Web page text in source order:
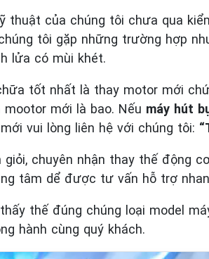
thuật của chúng tôi chưa qua
tôi gặp những trường hợp
lửa có mùi khét.
tốt nhất là thay motor mới
mootor mới là bao. Nếu máy hút
mới vui lòng liên hệ với chúng tôi:
chuyên nhận thay thế động
tâm dể được tư vấn hỗ trợ
thế đúng chúng loại model
hành cùng quý khách.